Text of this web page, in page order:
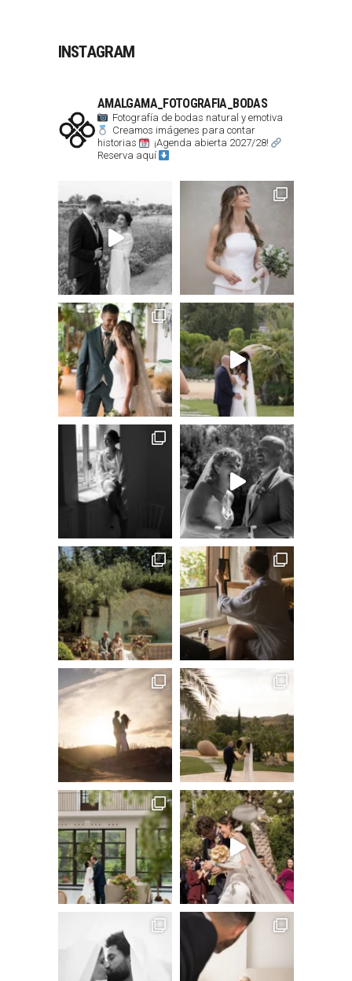
INSTAGRAM
AMALGAMA_FOTOGRAFIA_BODAS
Fotografía de bodas natural y emotiva
Creamos imágenes para contar
historias
¡Agenda abierta 2027/28!
Reserva aquí